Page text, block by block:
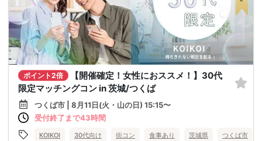
ポイント2倍
【開催確定！女性におススメ！】30代
限定マッチングコン in 茨城/つくば
つくば市 | 8月11日(火・山の日) 15:15〜
受付終了まで43時間
KOIKOI 30代向け 街コン 食事あり 茨城県 つくば市